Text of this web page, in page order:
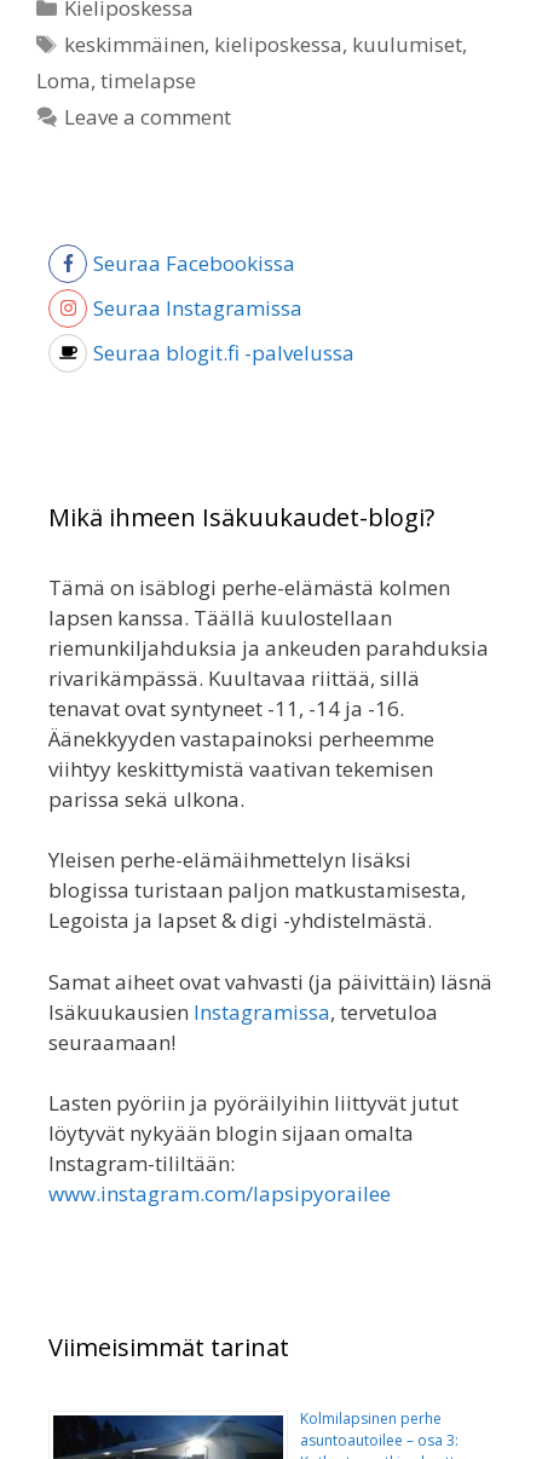
Kieliposkessa
Tags
keskimmäinen, kieliposkessa, kuulumiset,
Loma, timelapse
Leave a comment
Seuraa Facebookissa
Seuraa Instagramissa
Seuraa blogit.fi -palvelussa
Mikä ihmeen Isäkuukaudet-blogi?
Tämä on isäblogi perhe-elämästä kolmen
lapsen kanssa. Täällä kuulostellaan
riemunkiljahduksia ja ankeuden parahduksia
rivarikämpässä. Kuultavaa riittää, sillä
tenavat ovat syntyneet -11, -14 ja -16.
Äänekkyyden vastapainoksi perheemme
viihtyy keskittymistä vaativan tekemisen
parissa sekä ulkona.
Yleisen perhe-elämäihmettelyn lisäksi
blogissa turistaan paljon matkustamisesta,
Legoista ja lapset & digi -yhdistelmästä.
Samat aiheet ovat vahvasti (ja päivittäin) läsnä
Isäkuukausien Instagramissa, tervetuloa
seuraamaan!
Lasten pyöriin ja pyöräilyihin liittyvät jutut
löytyvät nykyään blogin sijaan omalta
Instagram-tililtään:
www.instagram.com/lapsipyorailee
Viimeisimmät tarinat
Kolmilapsinen perhe
asuntoautoilee – osa 3: